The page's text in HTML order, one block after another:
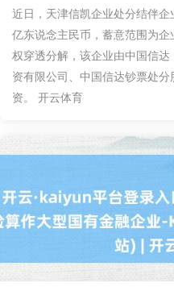
近日，天津信凯企业处分结伴
亿东说念主民币，蓄意范围为
权穿透分解，该企业由中国信
资有限公司、中国信达钞票处
资。 开云体育